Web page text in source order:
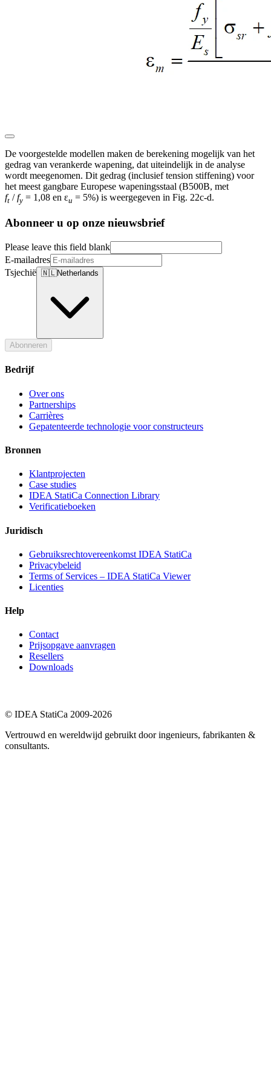
De voorgestelde modellen maken de berekening mogelijk van het
gedrag van verankerde wapening, dat uiteindelijk in de analyse
wordt meegenomen. Dit gedrag (inclusief tension stiffening) voor
het meest gangbare Europese wapeningsstaal (B500B, met
ft /fy = 1,08 en εu = 5%) is weergegeven in Fig. 22c-d.
Abonneer u op onze nieuwsbrief
Please leave this field blank
E-mailadres
Tsjechië 🇳🇱Netherlands
Abonneren
Bedrijf
Over ons
Partnerships
Carrières
Gepatenteerde technologie voor constructeurs
Bronnen
Klantprojecten
Case studies
IDEA StatiCa Connection Library
Verificatieboeken
Juridisch
Gebruiksrechtovereenkomst IDEA StatiCa
Privacybeleid
Terms of Services – IDEA StatiCa Viewer
Licenties
Help
Contact
Prijsopgave aanvragen
Resellers
Downloads
© IDEA StatiCa 2009-2026
Vertrouwd en wereldwijd gebruikt door ingenieurs, fabrikanten &
consultants.